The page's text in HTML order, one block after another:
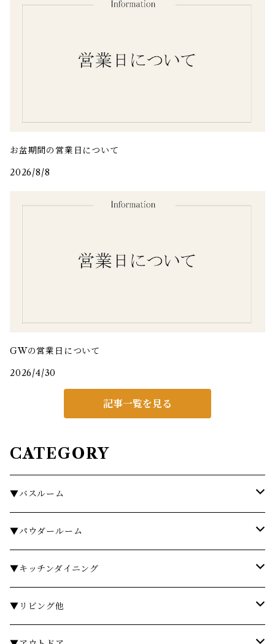
お盆期間の営業日について
2026/8/8
GWの営業日について
2026/4/30
記事一覧を見る
CATEGORY
▼バスルーム
タオル
バスローブ
石鹸・ボディソープ
▼パウダールーム
石鹸・ハンドウォッシュ
ディスペンサー・ソープディッシュ
▼キッチンダイニング
お皿・プレート
▼リビング他